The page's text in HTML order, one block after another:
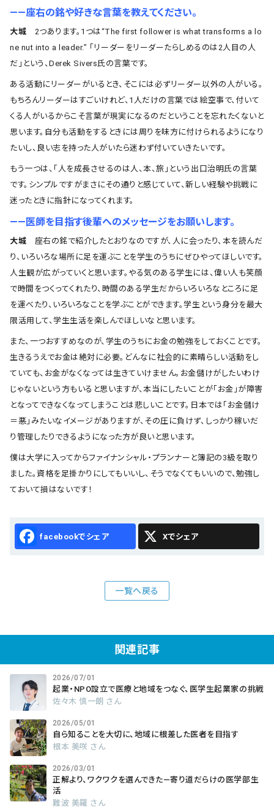
――座右の銘や好きな言葉を教えてください。
大城 2つあります。1つは“The first follower is what transforms a lo
ne nut into a leader.” 「リーダーをリーダーたらしめるのは2人目の人
だ」という、Derek Sivers氏の言葉です。
ある活動にリーダーがいるとき、そこには必ずリーダー以外の人がいる。
もちろんリーダーはすごいけれど、1人だけの言葉では絵空事で、付いて
くる人がいるからこそ言葉が現実になるのだということを忘れたくないと
思います。自分も活動をするときには周りを味方に付けられるようになり
たいし、良い志を持った人がいたら迷わず付いていきたいです。
もう一つは、「人を成長させるのは人、本、旅」という出口治明氏の言葉
です。シンプルですがまさにその通りと感じていて、新しい経験や挑戦に
迷ったときに指針になってくれます。
――医師を目指す後輩へのメッセージをお願いします。
大城 座右の銘で紹介したとおりなのですが、人に会ったり、本を読んだ
り、いろいろな場所に足を運ぶことを学生のうちにぜひやってほしいです。
人生観が広がっていくと思います。やる気のある学生には、偉い人も笑顔
で時間をつくってくれたり、時間のある学生だからいろいろなところに足
を運べたり、いろいろなことを学ぶことができます。学生という身分を最大
限活用して、学生生活を楽しんでほしいなと思います。
また、一つおすすめなのが、学生のうちにお金の勉強をしておくことです。
生きるうえでお金は絶対に必要。どんなに社会的に素晴らしい活動をし
ていても、お金がなくなっては生きていけません。お金儲けがしたいわけ
じゃないという方もいると思いますが、本当にしたいことが「お金」が障害
となってできなくなってしまうことは悲しいことです。日本では「お金儲け
＝悪」みたいなイメージがありますが、その圧に負けず、しっかり稼いだ
り管理したりできるようになった方が良いと思います。
僕は大学に入ってからファイナンシャル・プランナーと簿記の3級を取り
ました。資格を足掛かりにしてもいいし、そうでなくてもいいので、勉強し
ておいて損はないです！
Facebook X
一覧へ戻る
関連記事
2026/07/01
起業・NPO設立で医療と地域をつなぐ、医学生起業家の挑戦
佐々木 慎一朗 さん
2026/05/01
自ら知ることを大切に、地域に根差した医者を目指す
根本 美咲 さん
2026/03/01
正解より、ワクワクを選んできた―寄り道だらけの医学部生
活
難波 美羅 さん